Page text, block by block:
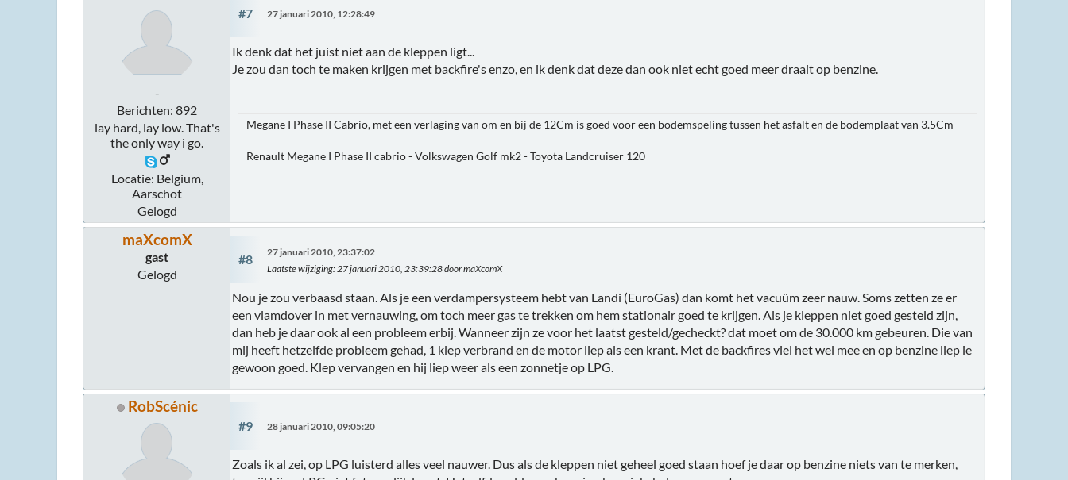
-
Berichten: 892
lay hard, lay low. That's
the only way i go.
Locatie: Belgium,
Aarschot
Gelogd
#7 27 januari 2010, 12:28:49
Ik denk dat het juist niet aan de kleppen ligt...
Je zou dan toch te maken krijgen met backfire's enzo, en ik denk dat deze dan ook niet echt goed meer draait op benzine.
Megane I Phase II Cabrio, met een verlaging van om en bij de 12Cm is goed voor een bodemspeling tussen het asfalt en de bodemplaat van 3.5Cm
Renault Megane I Phase II cabrio - Volkswagen Golf mk2 - Toyota Landcruiser 120
maXcomX
gast
Gelogd
#8
27 januari 2010, 23:37:02
Laatste wijziging: 27 januari 2010, 23:39:28 door maXcomX
Nou je zou verbaasd staan. Als je een verdampersysteem hebt van Landi (EuroGas) dan komt het vacuüm zeer nauw. Soms zetten ze er
een vlamdover in met vernauwing, om toch meer gas te trekken om hem stationair goed te krijgen. Als je kleppen niet goed gesteld zijn,
dan heb je daar ook al een probleem erbij. Wanneer zijn ze voor het laatst gesteld/gecheckt? dat moet om de 30.000 km gebeuren. Die van
mij heeft hetzelfde probleem gehad, 1 klep verbrand en de motor liep als een krant. Met de backfires viel het wel mee en op benzine liep ie
gewoon goed. Klep vervangen en hij liep weer als een zonnetje op LPG.
RobScénic
#9 28 januari 2010, 09:05:20
Zoals ik al zei, op LPG luisterd alles veel nauwer. Dus als de kleppen niet geheel goed staan hoef je daar op benzine niets van te merken,